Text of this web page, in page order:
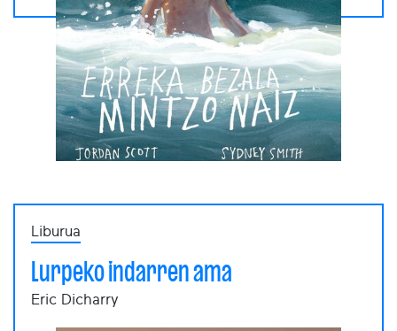
Liburua
Lurpeko indarren ama
Eric Dicharry